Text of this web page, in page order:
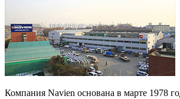
Компания Navien основана в марте 1978